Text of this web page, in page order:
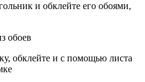
и обклейте его обоями,
обклейте и с помощью листа